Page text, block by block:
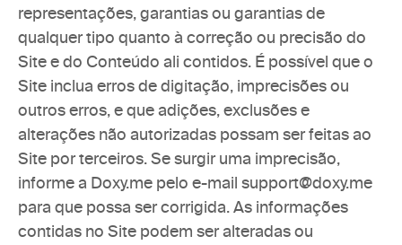
representações, garantias ou garantias de
qualquer tipo quanto à correção ou precisão do
Site e do Conteúdo ali contidos. É possível que o
Site inclua erros de digitação, imprecisões ou
outros erros, e que adições, exclusões e
alterações não autorizadas possam ser feitas ao
Site por terceiros. Se surgir uma imprecisão,
informe a Doxy.me pelo e-mail support@doxy.me
para que possa ser corrigida. As informações
contidas no Site podem ser alteradas ou